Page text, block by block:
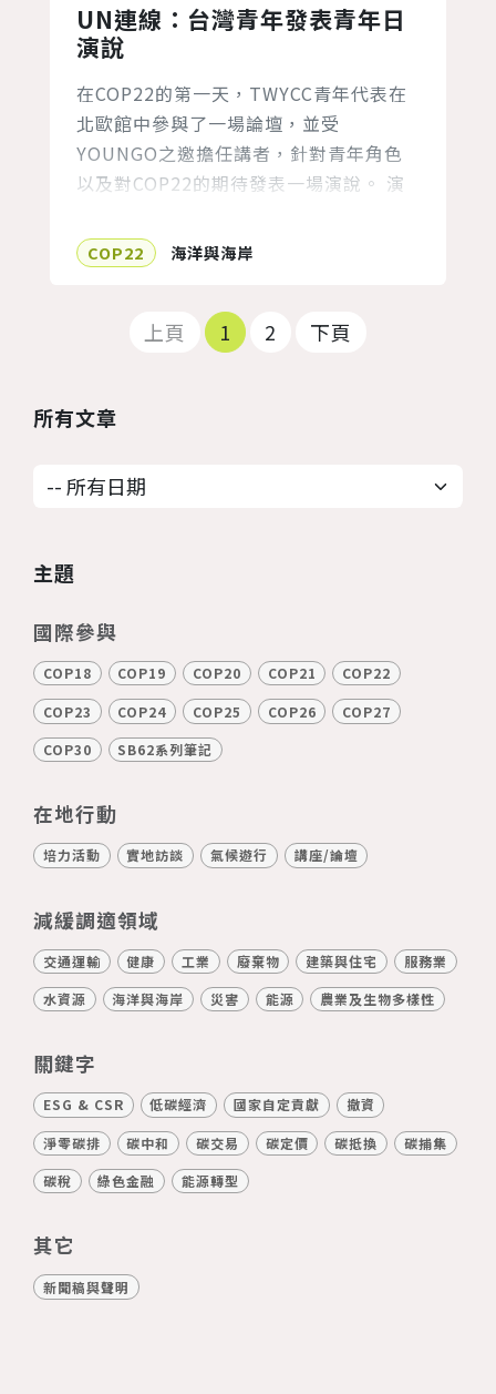
UN連線：台灣青年發表青年日
演說
在COP22的第一天，TWYCC青年代表在
北歐館中參與了一場論壇，並受
YOUNGO之邀擔任講者，針對青年角色
以及對COP22的期待發表一場演說。 演
「政策」，更重要的是如何落實到生活當
中。小島國家的青年代表認為談判與資源
Group）」掌控著，但這樣的場域應該要
COP22 海洋與海岸
上頁 1 2 下頁
所有文章
主題
國際參與
COP18 COP19 COP20 COP21 COP22
COP23 COP24 COP25 COP26 COP27
COP30 SB62系列筆記
在地行動
培力活動 實地訪談 氣候遊行 講座/論壇
減緩調適領域
交通運輸 健康 工業 廢棄物 建築與住宅 服務業
水資源 海洋與海岸 災害 能源 農業及生物多樣性
關鍵字
ESG & CSR 低碳經濟 國家自定貢獻 撤資
淨零碳排 碳中和 碳交易 碳定價 碳抵換 碳捕集
碳稅 綠色金融 能源轉型
其它
新聞稿與聲明